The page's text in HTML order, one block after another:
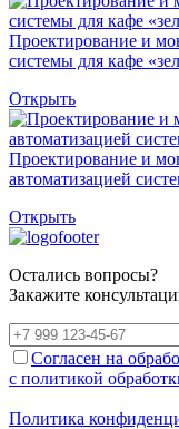
Проектирование и
системы для кафе
Открыть
Проектирование и
автоматизацией
Открыть
Остались вопросы?
Закажите
Согласен на
с политикой
Политика